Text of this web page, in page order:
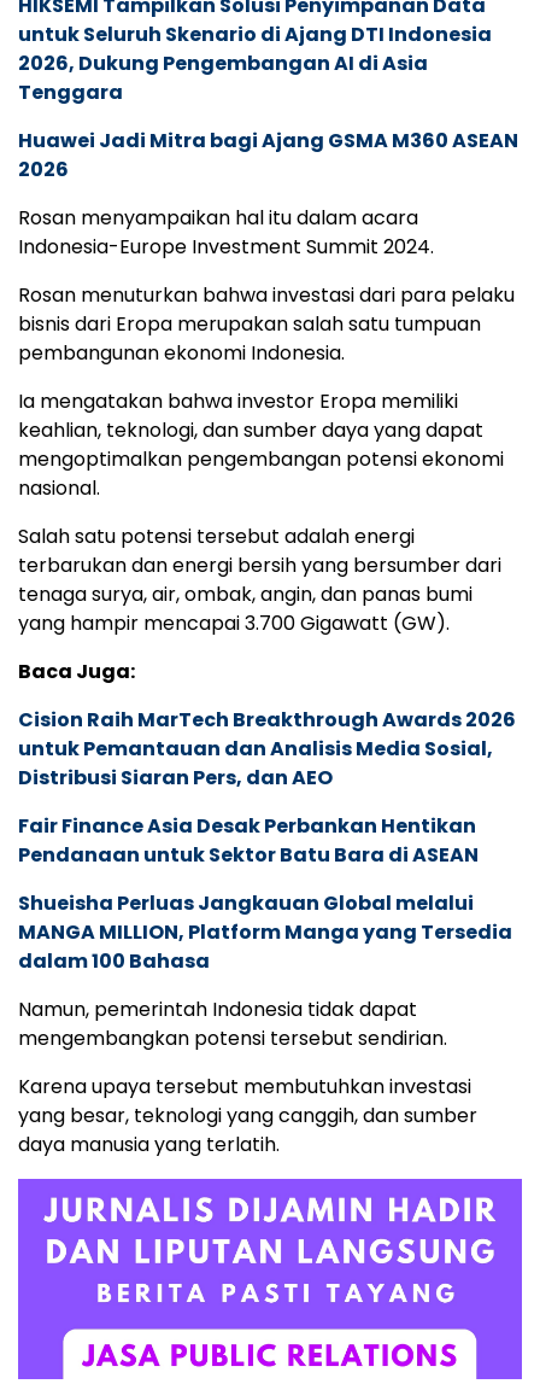
untuk Seluruh Skenario di Ajang DTI Indonesia
2026, Dukung Pengembangan AI di Asia
Tenggara
Huawei Jadi Mitra bagi Ajang GSMA M360 ASEAN
2026
Rosan menyampaikan hal itu dalam acara
Indonesia-Europe Investment Summit 2024.
Rosan menuturkan bahwa investasi dari para pelaku
bisnis dari Eropa merupakan salah satu tumpuan
pembangunan ekonomi Indonesia.
Ia mengatakan bahwa investor Eropa memiliki
keahlian, teknologi, dan sumber daya yang dapat
mengoptimalkan pengembangan potensi ekonomi
nasional.
Salah satu potensi tersebut adalah energi
terbarukan dan energi bersih yang bersumber dari
tenaga surya, air, ombak, angin, dan panas bumi
yang hampir mencapai 3.700 Gigawatt (GW).
Baca Juga:
Cision Raih MarTech Breakthrough Awards 2026
untuk Pemantauan dan Analisis Media Sosial,
Distribusi Siaran Pers, dan AEO
Fair Finance Asia Desak Perbankan Hentikan
Pendanaan untuk Sektor Batu Bara di ASEAN
Shueisha Perluas Jangkauan Global melalui
MANGA MILLION, Platform Manga yang Tersedia
dalam 100 Bahasa
Namun, pemerintah Indonesia tidak dapat
mengembangkan potensi tersebut sendirian.
Karena upaya tersebut membutuhkan investasi
yang besar, teknologi yang canggih, dan sumber
daya manusia yang terlatih.